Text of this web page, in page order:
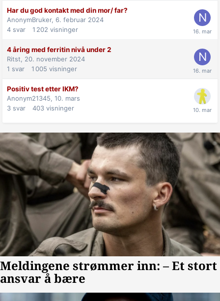
Har du god kontakt med din mor/ far?
AnonymBruker, 6. februar 2024
4 svar 1 202 visninger
4 åring med ferritin nivå under 2
Ritst, 20. november 2024
1 svar 1 005 visninger
Positiv test etter IKM?
Anonym21345, 10. mars
3 svar 403 visninger